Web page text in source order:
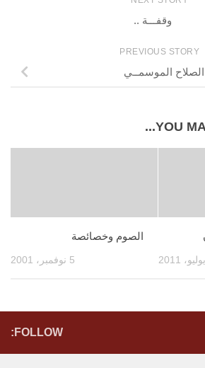
وقفـــة ..
PREVIOUS STORY
الصلاح الموسمــي
YOU
الصوم وخصائصة
5 نوفمبر، 2001
FOLLOW: